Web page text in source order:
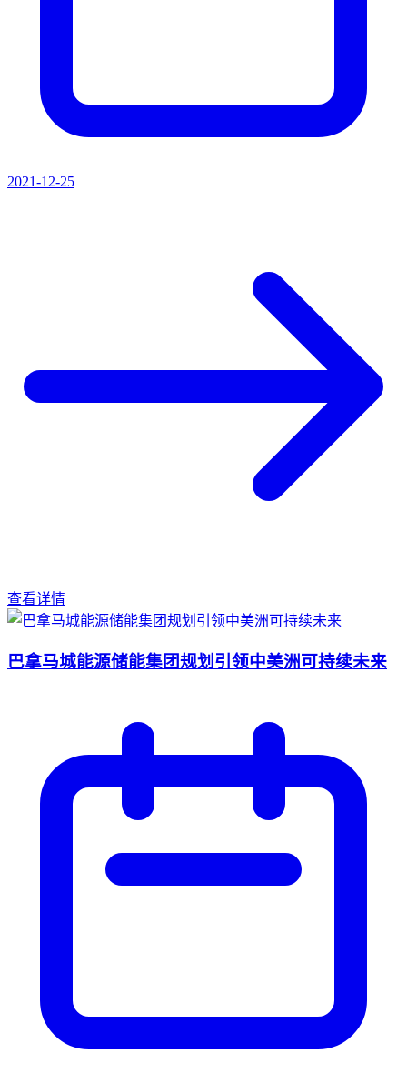
2021-12-25
查看详情
巴拿马城能源储能集团规划引领中美洲可持续未来